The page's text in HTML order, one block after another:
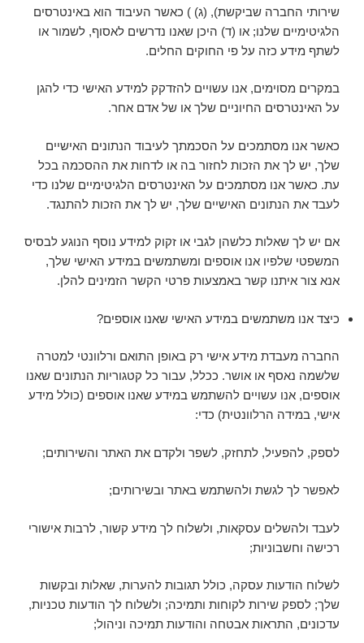
שירותי החברה שביקשת), (ג) ) כאשר העיבוד הוא באינטרסים
הלגיטימיים שלנו; או (ד) היכן שאנו נדרשים לאסוף, לשמור או
לשתף מידע כזה על פי החוקים החלים.
במקרים מסוימים, אנו עשויים להזדקק למידע האישי כדי להגן
על האינטרסים החיוניים שלך או של אדם אחר.
כאשר אנו מסתמכים על הסכמתך לעיבוד הנתונים האישיים
שלך, יש לך את הזכות לחזור בה או לדחות את ההסכמה בכל
עת. כאשר אנו מסתמכים על האינטרסים הלגיטימיים שלנו כדי
לעבד את הנתונים האישיים שלך, יש לך את הזכות להתנגד.
אם יש לך שאלות כלשהן לגבי או זקוק למידע נוסף הנוגע לבסיס
המשפטי שלפיו אנו אוספים ומשתמשים במידע האישי שלך,
אנא צור איתנו קשר באמצעות פרטי הקשר הזמינים להלן.
כיצד אנו משתמשים במידע האישי שאנו אוספים?
החברה מעבדת מידע אישי רק באופן התואם ורלוונטי למטרה
שלשמה נאסף או אושר. ככלל, עבור כל קטגוריות הנתונים שאנו
אוספים, אנו עשויים להשתמש במידע שאנו אוספים (כולל מידע
אישי, במידה הרלוונטית) כדי:
לספק, להפעיל, לתחזק, לשפר ולקדם את האתר והשירותים;
לאפשר לך לגשת ולהשתמש באתר ובשירותים;
לעבד ולהשלים עסקאות, ולשלוח לך מידע קשור, לרבות אישורי
רכישה וחשבוניות;
לשלוח הודעות עסקה, כולל תגובות להערות, שאלות ובקשות
שלך; לספק שירות לקוחות ותמיכה; ולשלוח לך הודעות טכניות,
עדכונים, התראות אבטחה והודעות תמיכה וניהול;